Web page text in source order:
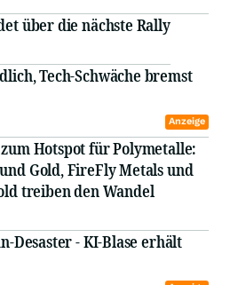
Weltwirtschaftskrise auslösen
geht in die Offensive
Millionen CAD ein
Anzeige